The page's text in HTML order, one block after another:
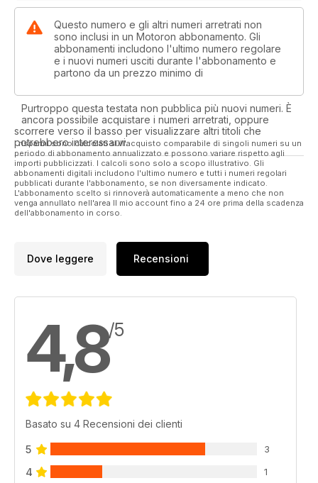
CBR 600 F ile karşılaşacaklar. Honda’nın CBR 600F ile
yakaladığı yeni yaklaşımları merak edenler, Haziran sayısını
kaçırmayın…
Questo numero e gli altri numeri arretrati non
sono inclusi in un Motoron abbonamento. Gli
abbonamenti includono l'ultimo numero regolare
e i nuovi numeri usciti durante l'abbonamento e
partono da un prezzo minimo di
Purtroppo questa testata non pubblica più nuovi numeri. È
ancora possibile acquistare i numeri arretrati, oppure
scorrere verso il basso per visualizzare altri titoli che
potrebbero interessarvi.
I risparmi sono calcolati sull'acquisto comparabile di singoli numeri su un
periodo di abbonamento annualizzato e possono variare rispetto agli
importi pubblicizzati. I calcoli sono solo a scopo illustrativo. Gli
abbonamenti digitali includono l'ultimo numero e tutti i numeri regolari
pubblicati durante l'abbonamento, se non diversamente indicato.
L'abbonamento scelto si rinnoverà automaticamente a meno che non
venga annullato nell'area Il mio account fino a 24 ore prima della scadenza
dell'abbonamento in corso.
Dove leggere Recensioni
4,8/5
Basato su 4 Recensioni dei clienti
5 3
4 1